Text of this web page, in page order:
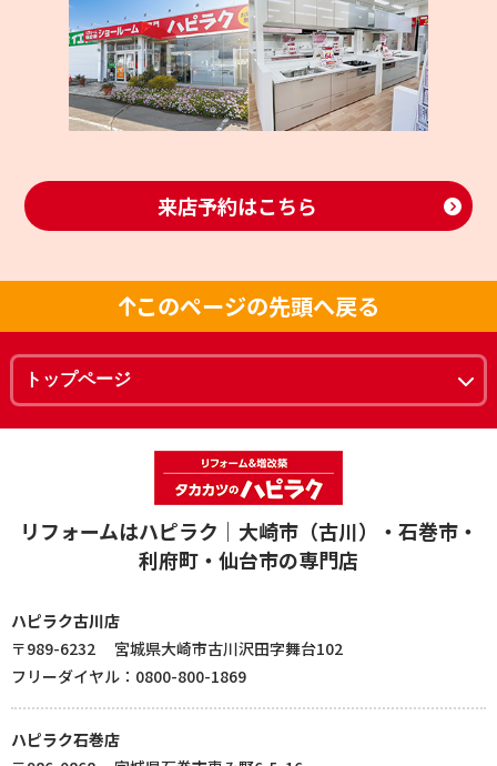
来店予約はこちら
このページの先頭へ戻る
リフォームはハピラク｜大崎市（古川）・石巻市・
利府町・仙台市の専門店
ハピラク古川店
〒989-6232 宮城県大崎市古川沢田字舞台102
フリーダイヤル：0800-800-1869
ハピラク石巻店